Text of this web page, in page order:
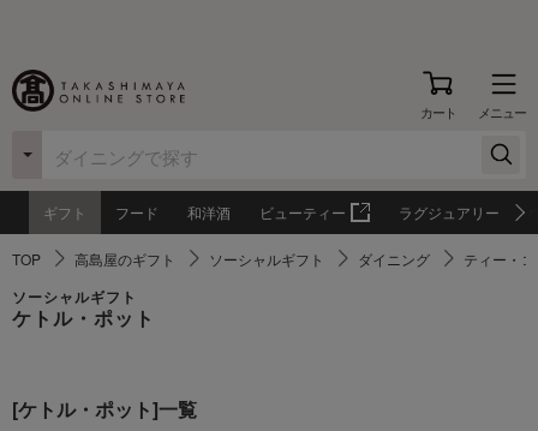
カート メニュー
ギフト フード 和洋酒 ビューティー ラグジュアリー
TOP 高島屋のギフト ソーシャルギフト ダイニング ティー・
ソーシャルギフト
ケトル・ポット
[ケトル・ポット]一覧